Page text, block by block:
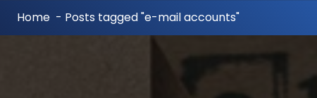
Home - Posts tagged "e-mail accounts"